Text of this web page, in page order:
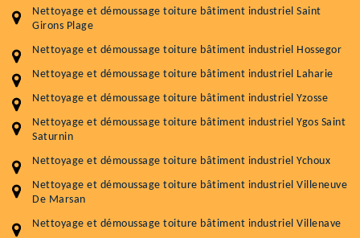
Nettoyage et démoussage toiture bâtiment industriel Saint
Girons Plage
Nettoyage et démoussage toiture bâtiment industriel Hossegor
Nettoyage et démoussage toiture bâtiment industriel Laharie
Nettoyage et démoussage toiture bâtiment industriel Yzosse
Nettoyage et démoussage toiture bâtiment industriel Ygos Saint
Saturnin
Nettoyage et démoussage toiture bâtiment industriel Ychoux
Nettoyage et démoussage toiture bâtiment industriel Villeneuve
De Marsan
Nettoyage et démoussage toiture bâtiment industriel Villenave